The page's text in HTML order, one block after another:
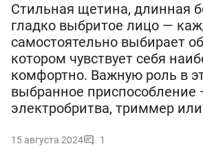
Стильная щетина, длинная
гладко выбритое лицо —
самостоятельно выбирает
котором чувствует себя
комфортно. Важную роль в
выбранное приспособление
электробритва, триммер
15 августа 2024 1